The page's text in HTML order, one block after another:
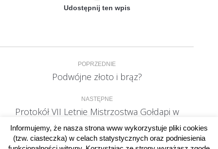
Udostępnij ten wpis
Nawigacja
wpisów
POPRZEDNIE
Poprzedni
Podwójne złoto i brąz?
NASTĘPNE
Następny
wpis:
Protokół VII Letnie Mistrzostwa Gołdapi w
Informujemy, że nasza strona www wykorzystuje pliki cookies
(tzw. ciasteczka) w celach statystycznych oraz podniesienia